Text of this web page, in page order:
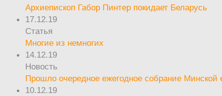
Архиепископ Габор Пинтер покидает Беларусь
17.12.19
Статья
Многие из немногих
14.12.19
Новость
Прошло очередное ежегодное собрание
10.12.19